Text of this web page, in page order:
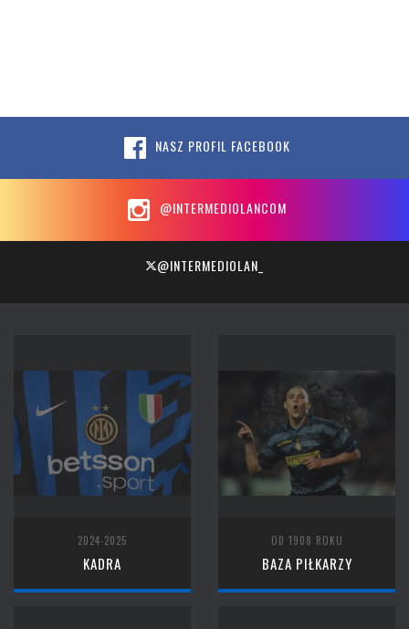
NASZ PROFIL FACEBOOK
@INTERMEDIOLANCOM
@INTERMEDIOLAN_
2024-2025
KADRA
OD 1908 ROKU
BAZA PIŁKARZY